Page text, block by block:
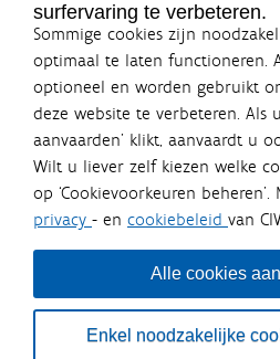
surfervaring te verbeteren.
Sommige cookies zijn
optimaal te laten functioneren.
optioneel en worden gebruikt
deze website te verbeteren. Als
aanvaarden’ klikt, aanvaardt u
Wilt u liever zelf kiezen welke
op ‘Cookievoorkeuren
privacy - en cookiebeleid van
Alle cookies
Enkel noodzakelijke
Integraalwaterbeleid.be is
officiële website van de
overheid
uitgegeven door
Waterbeleid
De Coördinatiecommissie Integraal
bestuursniveaus die bij het waterbeleid
waterbedrijven nemen deel aan het
samenwerking zorgt voor een
geïntegreerde aanpak van het
in Vlaanderen.